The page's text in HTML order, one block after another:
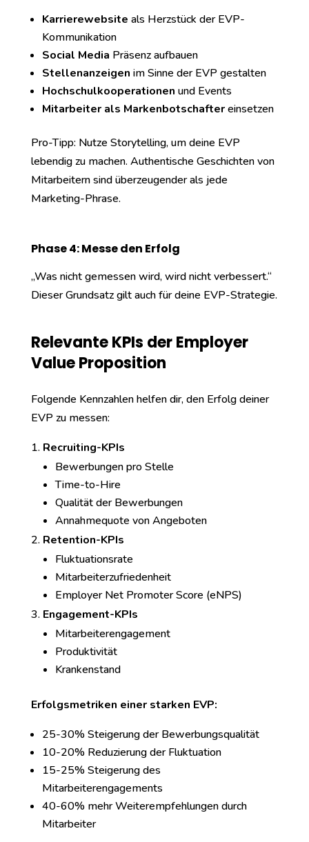
Karrierewebsite als Herzstück der EVP-
Kommunikation
Social Media Präsenz aufbauen
Stellenanzeigen im Sinne der EVP gestalten
Hochschulkooperationen und Events
Mitarbeiter als Markenbotschaftereinsetzen
Pro-Tipp: Nutze Storytelling, um deine EVP
lebendig zu machen. Authentische Geschichten von
Mitarbeitern sind überzeugender als jede
Marketing-Phrase.
Phase 4: Messe den Erfolg
„Was nicht gemessen wird, wird nicht verbessert.“
Dieser Grundsatz gilt auch für deine EVP-Strategie.
Relevante KPIs der Employer
Value Proposition
Folgende Kennzahlen helfen dir, den Erfolg deiner
EVP zu messen:
Recruiting-KPIs
Bewerbungen pro Stelle
Time-to-Hire
Qualität der Bewerbungen
Annahmequote von Angeboten
Retention-KPIs
Fluktuationsrate
Mitarbeiterzufriedenheit
Employer Net Promoter Score (eNPS)
Engagement-KPIs
Mitarbeiterengagement
Produktivität
Krankenstand
Erfolgsmetriken einer starken EVP:
25-30% Steigerung der Bewerbungsqualität
10-20% Reduzierung der Fluktuation
15-25% Steigerung des
Mitarbeiterengagements
40-60% mehr Weiterempfehlungen durch
Mitarbeiter